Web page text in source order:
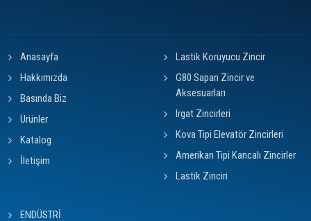
Anasayfa
Hakkımızda
Basında Biz
Ürünler
Katalog
İletişim
Lastik Koruyucu Zincir
G80 Sapan Zincir ve
Aksesuarları
Irgat Zincirleri
Kova Tipi Elevatör Zincirleri
Amerikan Tipi Kancalı Zincirler
Lastik Zinciri
ENDÜSTRİ